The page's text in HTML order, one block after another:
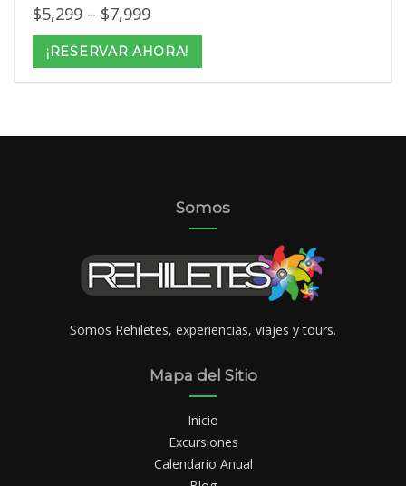
$5,299 – $7,999Price
$5,299
through
$7,999
¡RESERVAR AHORA!
Somos
Somos Rehiletes, experiencias, viajes y tours.
Mapa del Sitio
Inicio
Excursiones
Calendario Anual